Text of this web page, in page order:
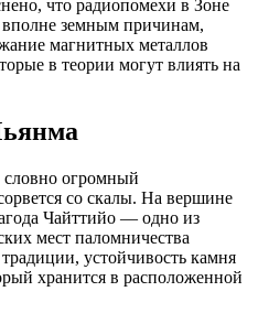
что радиопомехи в Зоне
вполне земным причинам,
магнитных металлов
в теории могут влиять на
словно огромный
со скалы. На вершине
Чайттийо — одно из
мест паломничества
устойчивость камня
хранится в расположенной